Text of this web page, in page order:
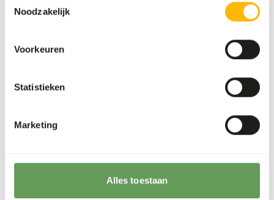
Noodzakelijk
Voorkeuren
Statistieken
Marketing
Alles toestaan
Over dit product
geschikt als voer voor land- en waterschildpadden.
zijn uitgebalanceerd en bevatten sporenelementen, en alle
noodzakelijke vitaminen.